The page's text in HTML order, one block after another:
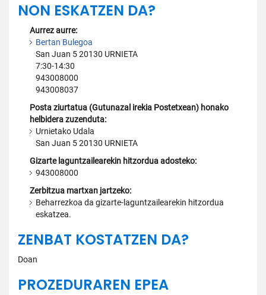
NON ESKATZEN DA?
Aurrez aurre:
Bertan Bulegoa
San Juan 5 20130 URNIETA
7:30-14:30
943008000
943008037
Posta ziurtatua (Gutunazal irekia Postetxean) honako
helbidera zuzenduta:
Urnietako Udala
San Juan 5 20130 URNIETA
Gizarte laguntzailearekin hitzordua adosteko:
943008000
Zerbitzua martxan jartzeko:
Beharrezkoa da gizarte-laguntzailearekin hitzordua
eskatzea.
ZENBAT KOSTATZEN DA?
Doan
PROZEDURAREN EPEA